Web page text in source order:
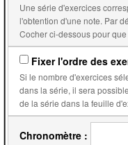
Une série d'exercices
l'obtention d'une note. Par
Cocher ci-dessous pour
Fixer l'ordre des
Si le nombre d'exercices
dans la série, il sera possible de choisir l'ordre au moment de l'insertion
de la série dans la feuille
Chronomètre :